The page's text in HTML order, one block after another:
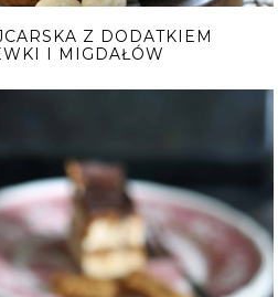
Z DODATKIEM
I MIGDAŁÓW